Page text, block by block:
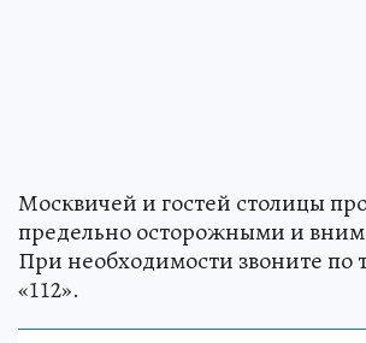
Москвичей и гостей столицы
предельно осторожными и
При необходимости звоните по
«112».